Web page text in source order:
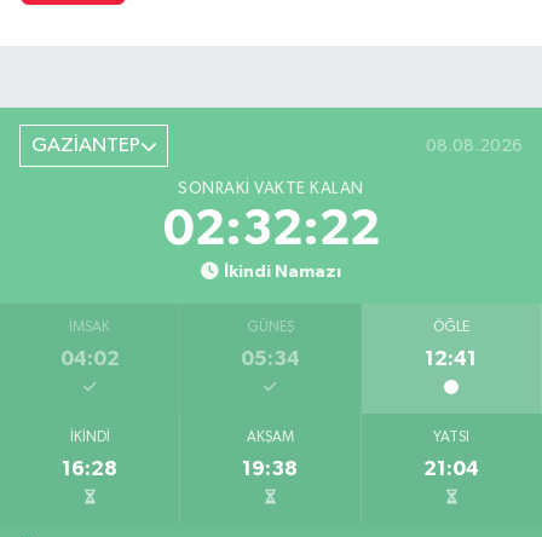
GAZİANTEP 08.08.2026
SONRAKI VAKTE KALAN
02:32:21
İkindi Namazı
İMSAK
04:02
GÜNEŞ
05:34
ÖĞLE
12:41
İKINDI
16:28
AKŞAM
19:38
YATSI
21:04